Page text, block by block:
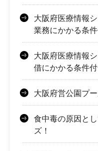
大阪府医療情報
業務にかかる条
大阪府医療情報
借にかかる条件
大阪府営公園プ
食中毒の原因と
ズ！